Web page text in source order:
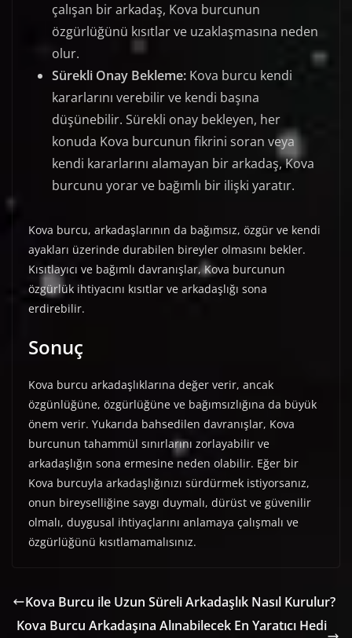
çalışan bir arkadaş, Kova burcunun
özgürlüğünü kısıtlar ve uzaklaşmasına neden
olur.
Sürekli Onay Bekleme: Kova burcu kendi
kararlarını verebilir ve kendi başına
düşünebilir. Sürekli onay bekleyen, her
konuda Kova burcunun fikrini soran veya
kendi kararlarını alamayan bir arkadaş, Kova
burcunu yorar ve bağımlı bir ilişki yaratır.
Kova burcu, arkadaşlarının da bağımsız, özgür ve kendi
ayakları üzerinde durabilen bireyler olmasını bekler.
Kısıtlayıcı ve bağımlı davranışlar, Kova burcunun
özgürlük ihtiyacını kısıtlar ve arkadaşlığı sona
erdirebilir.
Sonuç
Kova burcu arkadaşlıklarına değer verir, ancak
özgünlüğüne, özgürlüğüne ve bağımsızlığına da büyük
önem verir. Yukarıda bahsedilen davranışlar, Kova
burcunun tahammül sınırlarını zorlayabilir ve
arkadaşlığın sona ermesine neden olabilir. Eğer bir
Kova burcuyla arkadaşlığınızı sürdürmek istiyorsanız,
onun bireyselliğine saygı duymalı, dürüst ve güvenilir
olmalı, duygusal ihtiyaçlarını anlamaya çalışmalı ve
özgürlüğünü kısıtlamamalısınız.
Kova Burcu ile Uzun Süreli Arkadaşlık Nasıl Kurulur?
Kova Burcu Arkadaşına Alınabilecek En Yaratıcı Hedi